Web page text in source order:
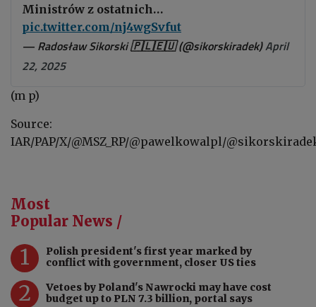
Ministrów z ostatnich…
pic.twitter.com/nj4wgSvfut
— Radosław Sikorski 🇵🇱🇪🇺 (@sikorskiradek)April
22, 2025
(m p)
Source:
IAR/PAP/X/@MSZ_RP/@pawelkowalpl/
Most
Popular News /
1
Polish president's first year marked by
conflict with government, closer US ties
2
Vetoes by Poland's Nawrocki may have cost
budget up to PLN 7.3 billion, portal says